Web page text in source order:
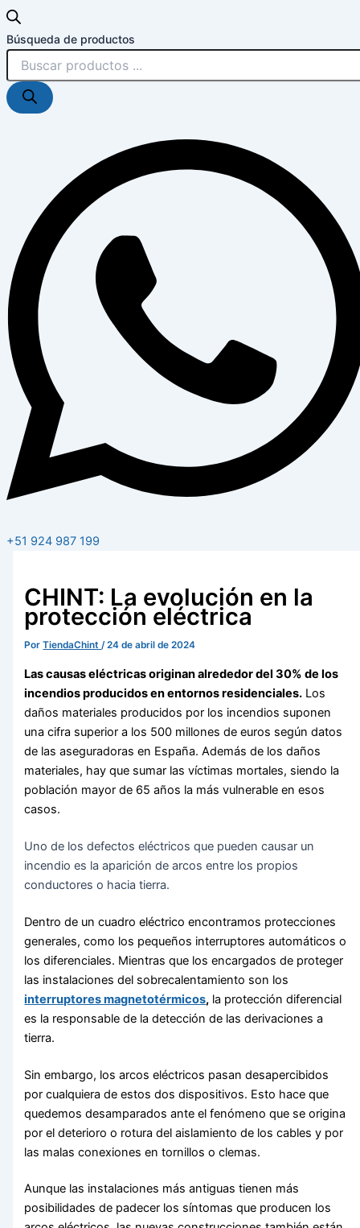
Búsqueda de productos
+51 924 987 199
CHINT: La evolución en la
protección eléctrica
PorTiendaChint/24 de abril de 2024
Las causas eléctricas originan alrededor del 30% de los
incendios producidos en entornos residenciales. Los
daños materiales producidos por los incendios suponen
una cifra superior a los 500 millones de euros según datos
de las aseguradoras en España. Además de los daños
materiales, hay que sumar las víctimas mortales, siendo la
población mayor de 65 años la más vulnerable en esos
casos.
Uno de los defectos eléctricos que pueden causar un
incendio es la aparición de arcos entre los propios
conductores o hacia tierra.
Dentro de un cuadro eléctrico encontramos protecciones
generales, como los pequeños interruptores automáticos o
los diferenciales. Mientras que los encargados de proteger
las instalaciones del sobrecalentamiento son los
interruptores magnetotérmicos, la protección diferencial
es la responsable de la detección de las derivaciones a
tierra.
Sin embargo, los arcos eléctricos pasan desapercibidos
por cualquiera de estos dos dispositivos. Esto hace que
quedemos desamparados ante el fenómeno que se origina
por el deterioro o rotura del aislamiento de los cables y por
las malas conexiones en tornillos o clemas.
Aunque las instalaciones más antiguas tienen más
posibilidades de padecer los síntomas que producen los